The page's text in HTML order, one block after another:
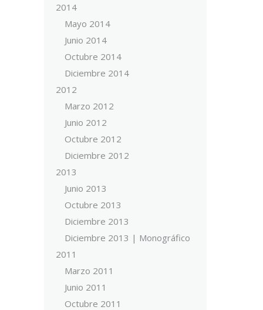
2014
Mayo 2014
Junio 2014
Octubre 2014
Diciembre 2014
2012
Marzo 2012
Junio 2012
Octubre 2012
Diciembre 2012
2013
Junio 2013
Octubre 2013
Diciembre 2013
Diciembre 2013 | Monográfico
2011
Marzo 2011
Junio 2011
Octubre 2011